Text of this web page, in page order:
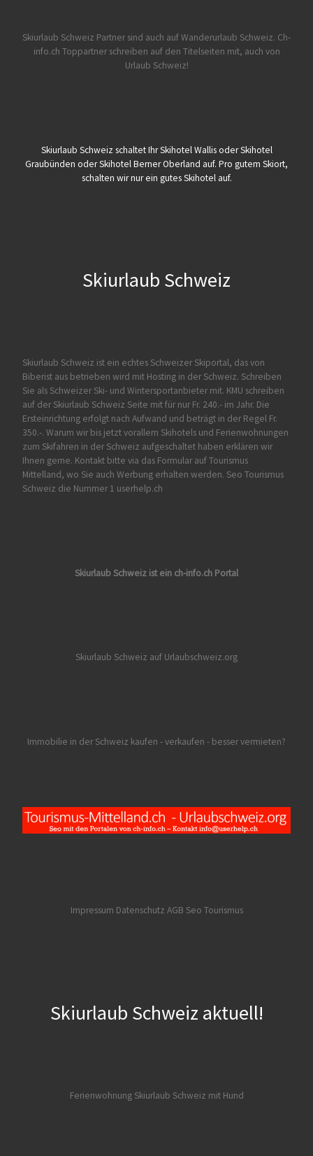
Skiurlaub Schweiz Partner sind auch auf Wanderurlaub Schweiz. Ch-
info.ch Toppartner schreiben auf den Titelseiten mit, auch von
Urlaub Schweiz!
Skiurlaub Schweiz schaltet Ihr Skihotel Wallis oder Skihotel
Graubünden oder Skihotel Berner Oberland auf. Pro gutem Skiort,
schalten wir nur ein gutes Skihotel auf.
Skiurlaub Schweiz
Skiurlaub Schweiz ist ein echtes Schweizer Skiportal, das von
Biberist aus betrieben wird mit Hosting in der Schweiz. Schreiben
Sie als Schweizer Ski- und Wintersportanbieter mit. KMU schreiben
auf der Skiurlaub Schweiz Seite mit für nur Fr. 240.- im Jahr. Die
Ersteinrichtung erfolgt nach Aufwand und beträgt in der Regel Fr.
350.-. Warum wir bis jetzt vorallem Skihotels und Ferienwohnungen
zum Skifahren in der Schweiz aufgeschaltet haben erklären wir
Ihnen gerne. Kontakt bitte via das Formular aufTourismus
Mittelland, wo Sie auch Werbung erhalten werden. Seo Tourismus
Schweiz die Nummer 1 userhelp.ch
Skiurlaub Schweiz ist ein ch-info.ch Portal
Skiurlaub Schweiz auf Urlaubschweiz.org
Immobilie in der Schweiz kaufen - verkaufen - besser vermieten?
Impressum Datenschutz AGB Seo Tourismus
Skiurlaub Schweiz aktuell!
Ferienwohnung Skiurlaub Schweiz mit Hund